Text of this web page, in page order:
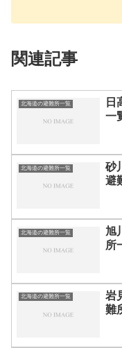
関連記事
北海道の避難所一覧
日
一
北海道の避難所一覧
砂
避
北海道の避難所一覧
旭
所
北海道の避難所一覧
岩
難